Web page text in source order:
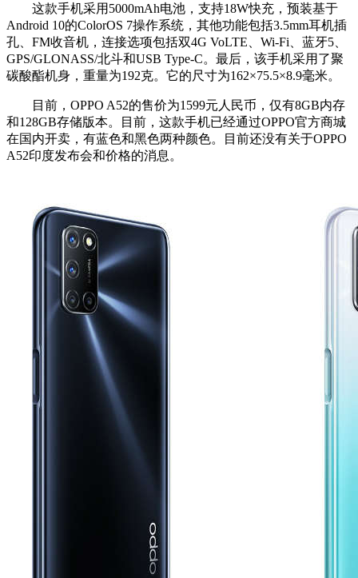
这款手机采用5000mAh电池，支持18W快充，预装基于
Android 10的ColorOS 7操作系统，其他功能包括3.5mm耳机插
孔、FM收音机，连接选项包括双4G VoLTE、Wi-Fi、蓝牙5、
GPS/GLONASS/北斗和USB Type-C。最后，该手机采用了聚
碳酸酯机身，重量为192克。它的尺寸为162×75.5×8.9毫米。
目前，OPPO A52的售价为1599元人民币，仅有8GB内存
和128GB存储版本。目前，这款手机已经通过OPPO官方商城
在国内开卖，有蓝色和黑色两种颜色。目前还没有关于OPPO
A52印度发布会和价格的消息。